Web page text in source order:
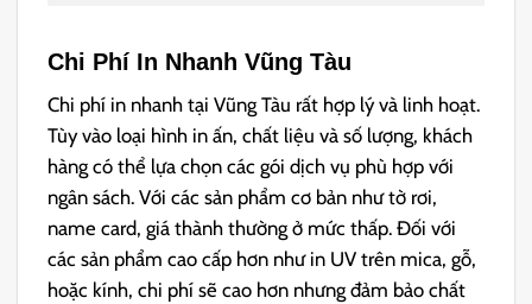
Chi Phí In Nhanh Vũng Tàu
Chi phí in nhanh tại Vũng Tàu rất hợp lý và linh hoạt.
Tùy vào loại hình in ấn, chất liệu và số lượng, khách
hàng có thể lựa chọn các gói dịch vụ phù hợp với
ngân sách. Với các sản phẩm cơ bản như tờ rơi,
name card, giá thành thường ở mức thấp. Đối với
các sản phẩm cao cấp hơn như in UV trên mica, gỗ,
hoặc kính, chi phí sẽ cao hơn nhưng đảm bảo chất